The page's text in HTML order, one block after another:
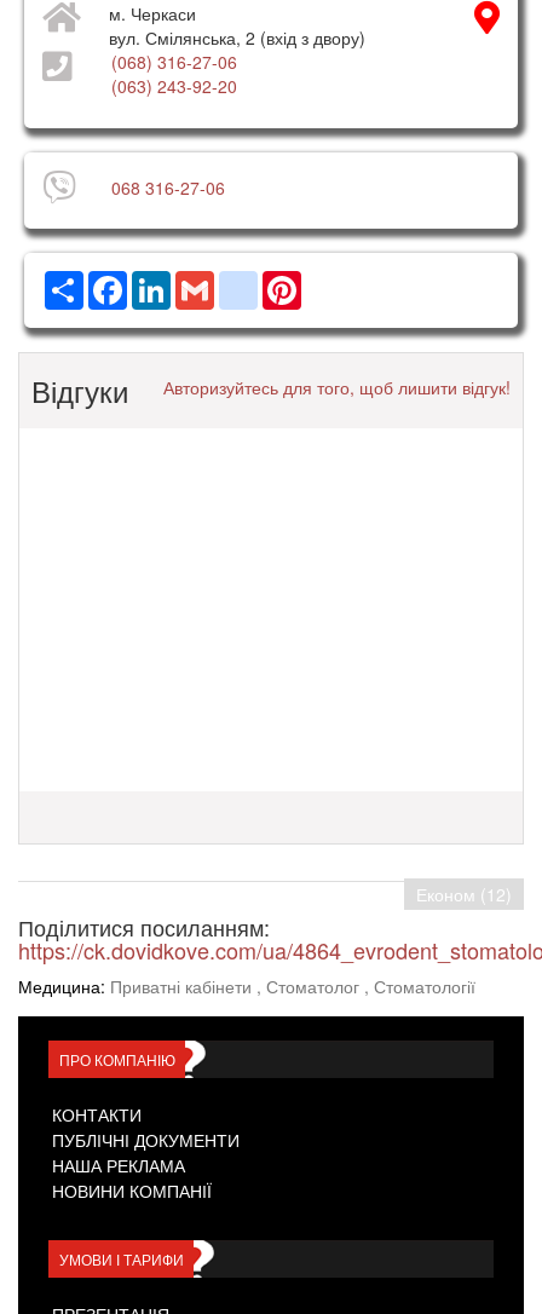
м. Черкаси
вул. Смілянська, 2 (вхід з двору)
(068) 316-27-06
(063) 243-92-20
068 316-27-06
РесурсFacebook
LinkedInGmail google_bookmarks
Відгуки Авторизуйтесь для того, щоб лишити відгук!
Економ (12)
Поділитися посиланням:
https://ck.dovidkove.com/ua/
Медицина: Приватні кабінети , Стоматолог , Стоматології
ПРО КОМПАНІЮ
КОНТАКТИ
ПУБЛІЧНІ ДОКУМЕНТИ
НАША РЕКЛАМА
НОВИНИ КОМПАНІЇ
УМОВИ І ТАРИФИ